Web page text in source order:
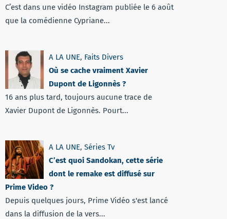
C’est dans une vidéo Instagram publiée le 6 août
que la comédienne Cypriane...
A LA UNE, Faits Divers
Où se cache vraiment Xavier
Dupont de Ligonnès ?
16 ans plus tard, toujours aucune trace de
Xavier Dupont de Ligonnès. Pourt...
A LA UNE, Séries Tv
C’est quoi Sandokan, cette série
dont le remake est diffusé sur
Prime Video ?
Depuis quelques jours, Prime Vidéo s'est lancé
dans la diffusion de la vers...